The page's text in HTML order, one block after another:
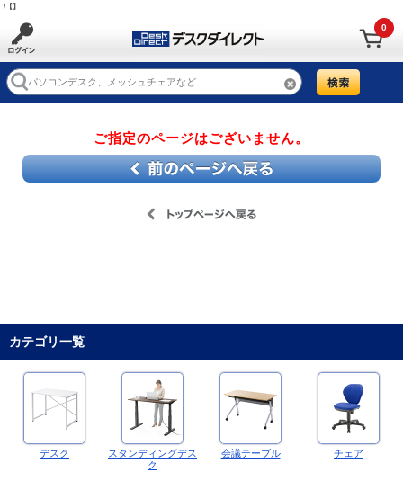
/【】
0
ご指定のページはございません。
カテゴリ一覧
デスク
スタンディングデス
ク
会議テーブル チェア